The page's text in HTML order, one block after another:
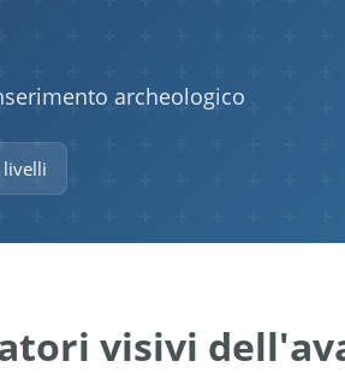
archeologico
visivi